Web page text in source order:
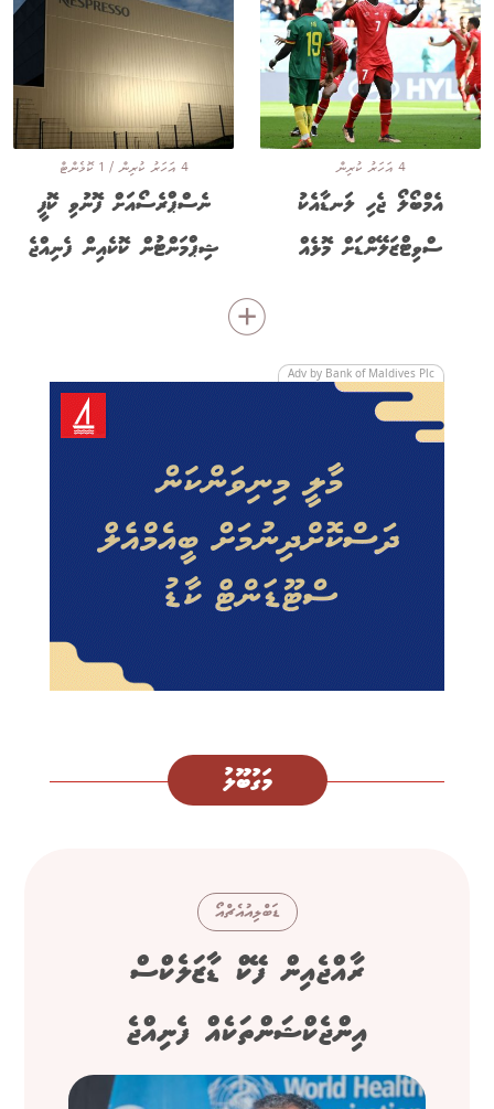
4 އަހަރު ކުރިން
އެމްބޯލޯ ޖެހި ލަނޑާއެކު
ސްވިޓްޒަލޭންޑަށް މޮޅެއް
4 އަހަރު ކުރިން / 1 ކޮމެންޓް
ނެސްޕްރެސޯއަށް ފޮނުވި ކޮފީ
ޝިޕްމަންޓުން ކޮކެއިން ފެނިއްޖެ
Adv by Bank of Maldives Plc
މަގުބޫލު
ޑަބްލިއުއެޗްއޯ
ރާއްޖެއިން ފޭކް ޑާޒަލެކްސް
އިންޖެކްޝަންތަކެއް ފެނިއްޖެ